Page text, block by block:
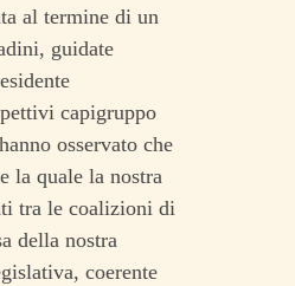
al termine di un
guidate
capigruppo
osservato che
la quale la nostra
tra le coalizioni di
della nostra
coerente